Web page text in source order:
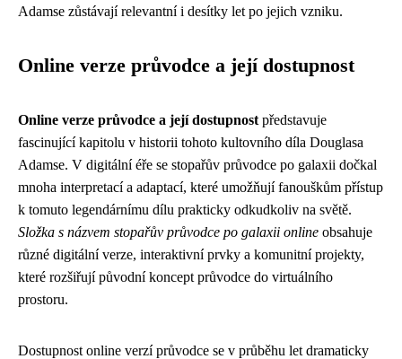
Adamse zůstávají relevantní i desítky let po jejich vzniku.
Online verze průvodce a její dostupnost
Online verze průvodce a její dostupnost představuje
fascinující kapitolu v historii tohoto kultovního díla Douglasa
Adamse. V digitální éře se stopařův průvodce po galaxii dočkal
mnoha interpretací a adaptací, které umožňují fanouškům přístup
k tomuto legendárnímu dílu prakticky odkudkoliv na světě.
Složka s názvem stopařův průvodce po galaxii online obsahuje
různé digitální verze, interaktivní prvky a komunitní projekty,
které rozšiřují původní koncept průvodce do virtuálního
prostoru.
Dostupnost online verzí průvodce se v průběhu let dramaticky